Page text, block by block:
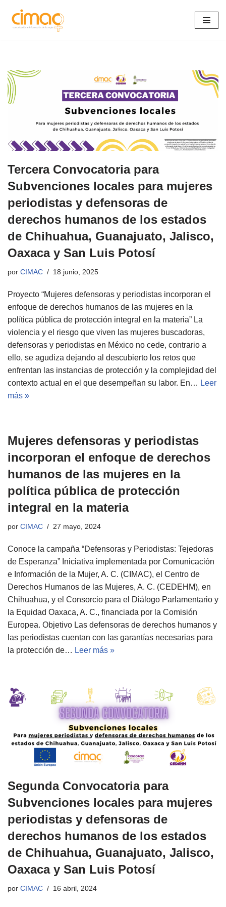
Saltar
Tercera Convocatoria para
Subvenciones locales para mujeres
periodistas y defensoras de
derechos humanos de los estados
de Chihuahua, Guanajuato, Jalisco,
Oaxaca y San Luis Potosí
por CIMAC 18 junio, 2025
Proyecto “Mujeres defensoras y periodistas incorporan el
enfoque de derechos humanos de las mujeres en la
política pública de protección integral en la materia” La
violencia y el riesgo que viven las mujeres buscadoras,
defensoras y periodistas en México no cede, contrario a
ello, se agudiza dejando al descubierto los retos que
enfrentan las instancias de protección y la complejidad del
contexto actual en el que desempeñan su labor. En… Leer
más »
Mujeres defensoras y periodistas
incorporan el enfoque de derechos
humanos de las mujeres en la
política pública de protección
integral en la materia
por CIMAC 27 mayo, 2024
Conoce la campaña “Defensoras y Periodistas: Tejedoras
de Esperanza” Iniciativa implementada por Comunicación
e Información de la Mujer, A. C. (CIMAC), el Centro de
Derechos Humanos de las Mujeres, A. C. (CEDEHM), en
Chihuahua, y el Consorcio para el Diálogo Parlamentario y
la Equidad Oaxaca, A. C., financiada por la Comisión
Europea. Objetivo Las defensoras de derechos humanos y
las periodistas cuentan con las garantías necesarias para
la protección de… Leer más »
Segunda Convocatoria para
Subvenciones locales para mujeres
periodistas y defensoras de
derechos humanos de los estados
de Chihuahua, Guanajuato, Jalisco,
Oaxaca y San Luis Potosí
por CIMAC 16 abril, 2024